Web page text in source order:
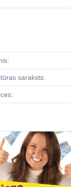
saraksts: